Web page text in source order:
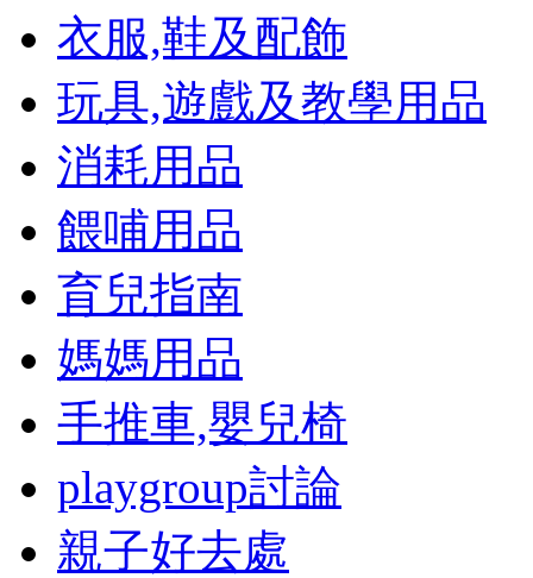
衣服,鞋及配飾
玩具,遊戲及教學用品
消耗用品
餵哺用品
育兒指南
媽媽用品
手推車,嬰兒椅
playgroup討論
親子好去處